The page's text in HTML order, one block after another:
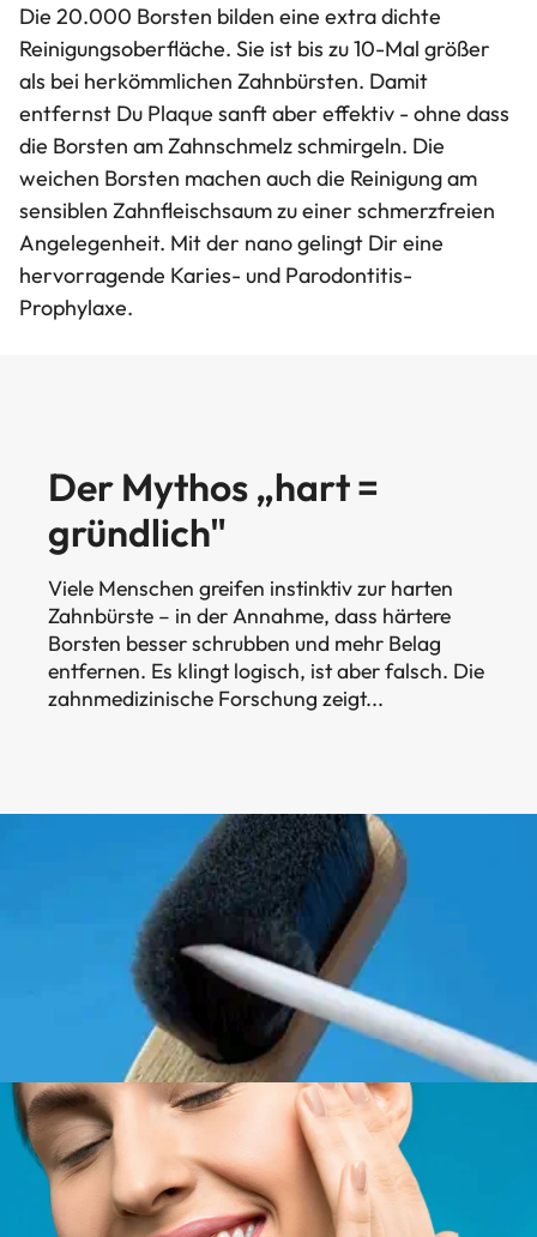
Die 20.000 Borsten bilden eine extra dichte
Reinigungsoberfläche. Sie ist bis zu 10-Mal größer
als bei herkömmlichen Zahnbürsten. Damit
entfernst Du Plaque sanft aber effektiv - ohne dass
die Borsten am Zahnschmelz schmirgeln. Die
weichen Borsten machen auch die Reinigung am
sensiblen Zahnfleischsaum zu einer schmerzfreien
Angelegenheit. Mit der nano gelingt Dir eine
hervorragende Karies- und Parodontitis-
Prophylaxe.
Der Mythos „hart =
gründlich"
Viele Menschen greifen instinktiv zur harten
Zahnbürste – in der Annahme, dass härtere
Borsten besser schrubben und mehr Belag
entfernen. Es klingt logisch, ist aber falsch. Die
zahnmedizinische Forschung zeigt...